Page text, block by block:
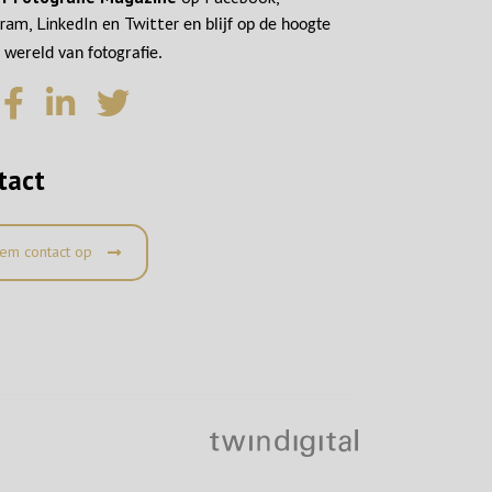
LinkedIn en Twitteren blijf op de hoogte
wereld van fotografie.
contact op